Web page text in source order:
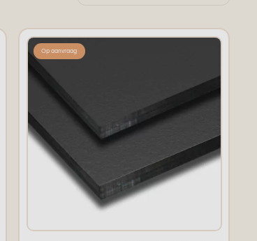
Op aanvraag